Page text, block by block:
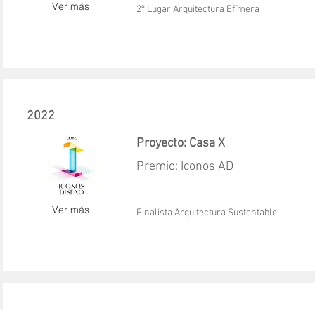
Ver más 2º Lugar Arquitectura Efímera
2022
Ver más
Proyecto: Casa X
Premio: Iconos AD
Finalista Arquitectura Sustentable